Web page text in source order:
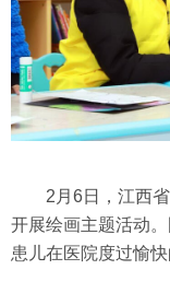
2月6日，江西
开展绘画主题活动
患儿在医院度过愉